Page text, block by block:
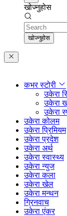
खोज्नुहोस
Search
खोज्नुहोस
कभर स्टोरी
उकेरा
उकेरा
उकेरा
उकेरा कोलम
उकेरा प्रिमियम
उकेरा प्रदेश
उकेरा अर्थ
उकेरा स्वास्थ्य
उकेरा न्युज
उकेरा कला
उकेरा खेल
उकेरा मन्थन
ग्रिनवाच
उकेरा एंकर